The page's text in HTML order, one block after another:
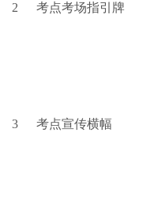
2 考点考场指引牌
3 考点宣传横幅